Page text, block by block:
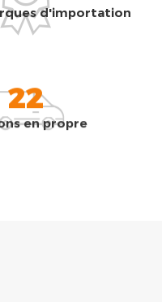
d'importation
22
en propre